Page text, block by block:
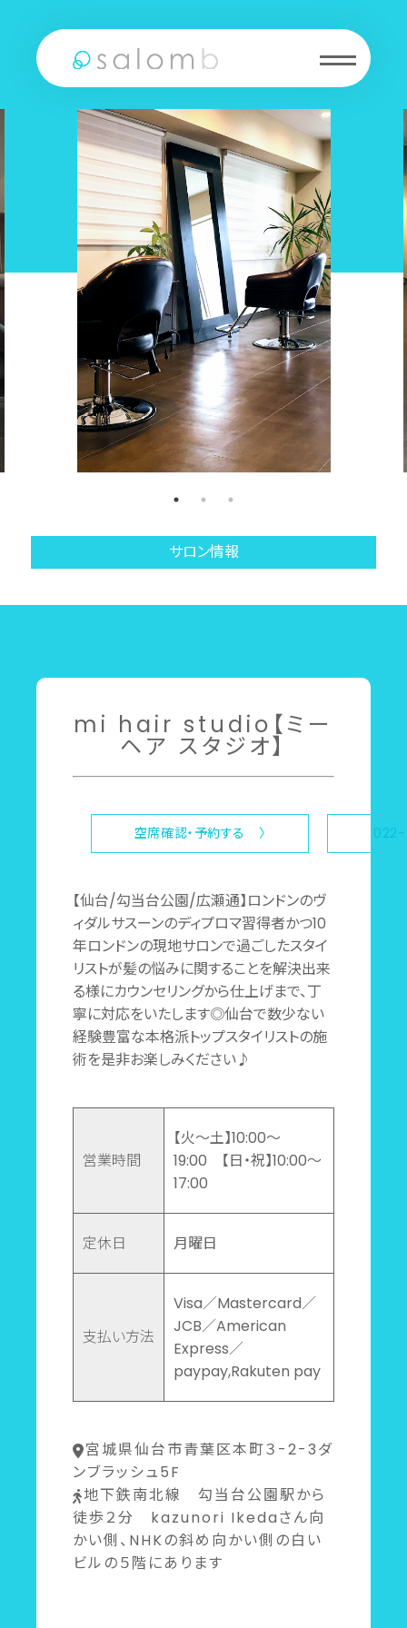
サロン情報
mi hair studio【ミー
ヘア スタジオ】
空席確認・予約する 〉
【仙台/勾当台公園/広瀬通】ロンドンのヴ
ィダルサスーンのディプロマ習得者かつ10
年ロンドンの現地サロンで過ごしたスタイ
リストが髪の悩みに関することを解決出来
る様にカウンセリングから仕上げまで、丁
寧に対応をいたします◎仙台で数少ない
経験豊富な本格派トップスタイリストの施
術を是非お楽しみください♪
営業時間
【火～土】10:00～
19:00 【日・祝】10:00～
17:00
定休日 月曜日
支払い方法
Visa／Mastercard／
JCB／American
Express／
paypay,Rakuten pay
宮城県仙台市青葉区本町３-2-3ダ
ンブラッシュ5F
地下鉄南北線 勾当台公園駅から
徒歩２分 kazunori Ikedaさん向
かい側、NHKの斜め向かい側の白い
ビルの５階にあります